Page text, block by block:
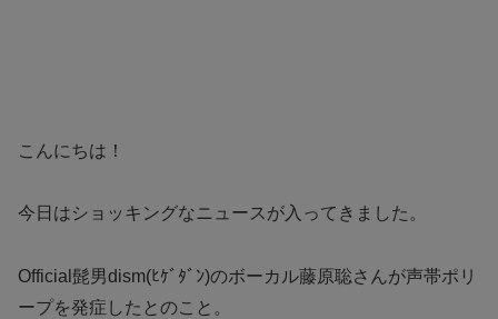
こんにちは！
今日はショッキングなニュースが入ってきました。
Official髭男dism(ﾋｹﾞﾀﾞﾝ)のボーカル藤原聡さんが声帯ポリ
ープを発症したとのこと。